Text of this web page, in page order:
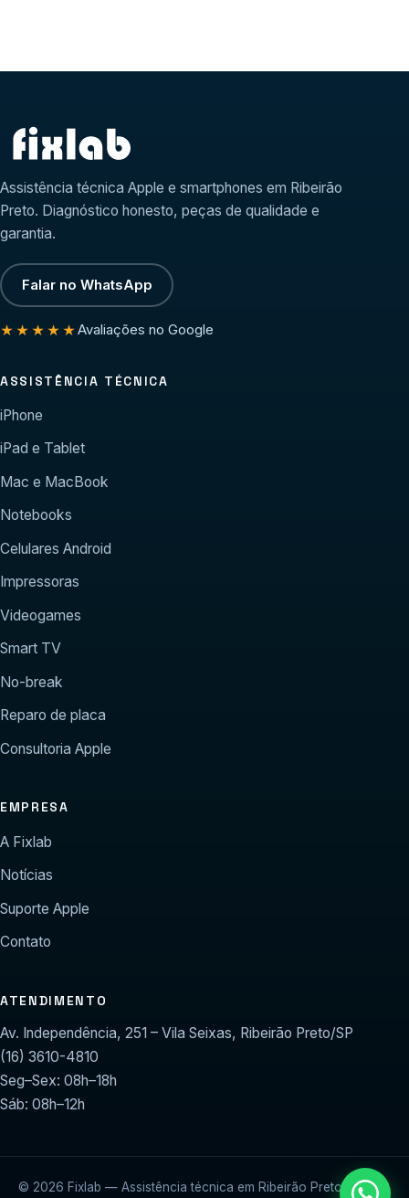
Assistência técnica Apple e smartphones em Ribeirão
Preto. Diagnóstico honesto, peças de qualidade e
garantia.
Falar no WhatsApp
★★★★★Avaliações no Google
ASSISTÊNCIA TÉCNICA
iPhone
iPad e Tablet
Mac e MacBook
Notebooks
Celulares Android
Impressoras
Videogames
Smart TV
No-break
Reparo de placa
Consultoria Apple
EMPRESA
A Fixlab
Notícias
Suporte Apple
Contato
ATENDIMENTO
Av. Independência, 251 – Vila Seixas, Ribeirão Preto/SP
(16) 3610-4810
Seg–Sex: 08h–18h
Sáb: 08h–12h
© 2026 Fixlab — Assistência técnica em Ribeirão Preto.